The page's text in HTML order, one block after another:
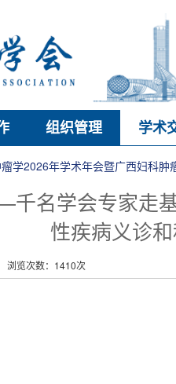
组织管理 学术
学2026年学术年会暨广西妇科
名学会专家走
性疾病义诊
浏览次数：1410次